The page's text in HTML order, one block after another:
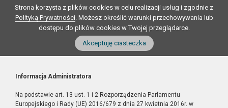
Strona korzysta z plików cookies w celu realizacji usług i zgodnie z
Polityką Prywatności. Możesz określić warunki przechowywania lub
dostępu do plików cookies w Twojej przeglądarce.
Akceptuję ciasteczka
Informacja Administratora
Na podstawie art. 13 ust. 1 i 2 Rozporządzenia Parlamentu
Europejskiego i Rady (UE) 2016/679 z dnia 27 kwietnia 2016r. w